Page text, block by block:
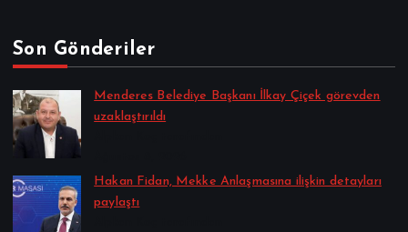
Son Gönderiler
Menderes Belediye Başkanı İlkay Çiçek görevden
uzaklaştırıldı
Hakan Fidan, Mekke Anlaşmasına ilişkin detayları
paylaştı